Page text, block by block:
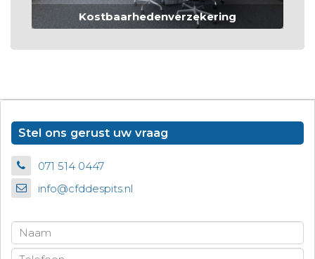
Kostbaarhedenverzekering
Stel ons gerust uw vraag
071 514 0447
info@cfddespits.nl